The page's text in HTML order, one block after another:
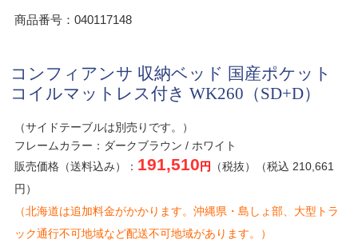
商品番号：040117148
コンフィアンサ 収納ベッド 国産ポケット
コイルマットレス付き WK260（SD+D）
（サイドテーブルは別売りです。）
フレームカラー：ダークブラウン / ホワイト
販売価格（送料込み）： 191,510円 （税抜）（税込 210,661
円）
（北海道は追加料金がかかります。沖縄県・島しょ部、大型トラ
ック通行不可地域など配送不可地域があります。）